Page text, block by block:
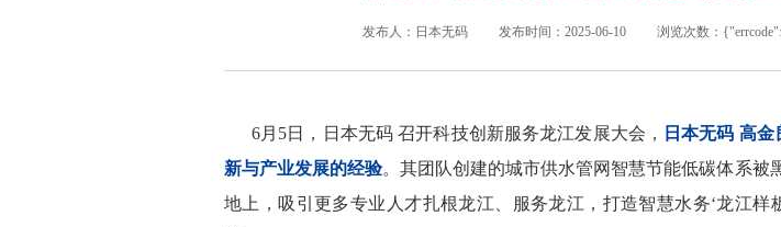
发布人：日本无码 发布时间：2025-06-10 浏览次数：
6月5日，日本无码 召开科技创新服务龙江发展大会，
日本无码 高
新与产业发展的经验。其团队创建的城市供水管网智慧节能低碳体系被
地上，吸引更多专业人才扎根龙江、服务龙江，打造智慧水务‘龙江